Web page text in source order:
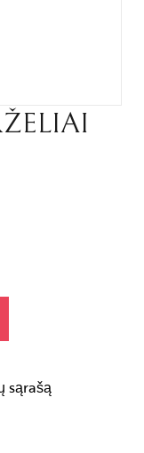
sąrašą